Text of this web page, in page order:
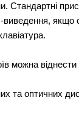
Стандартні
якщо
можна віднести
та оптичних